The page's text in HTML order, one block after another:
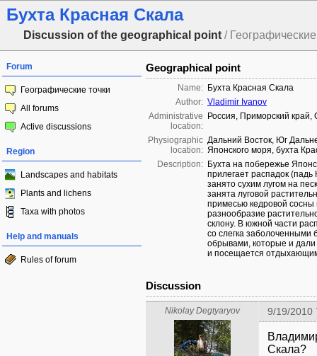
Бухта Красная Скала
Discussion of the geographical point /
Forum
Географические точки
All forums
Active discussions
Region
Landscapes and habitats
Plants and lichens
Taxa with photos
Help and manuals
Rules of forum
Geographical point
Name: Бухта Красная Скала
Author: Vladimir Ivanov
Administrative
location:
Россия, Приморский край,
Physiographic
location:
Дальний Восток, Юг
Японского моря, бухта
Description: Бухта на побережье
прилегает распадок
занято сухим лугом на
занята луговой
примесью кедровой сосны
разнообразие
склону. В южной части
со слегка заболоченными
обрывами, которые и дали
и посещается
Discussion
Nikolay Degtyaryov 9/19/2010
Скала?